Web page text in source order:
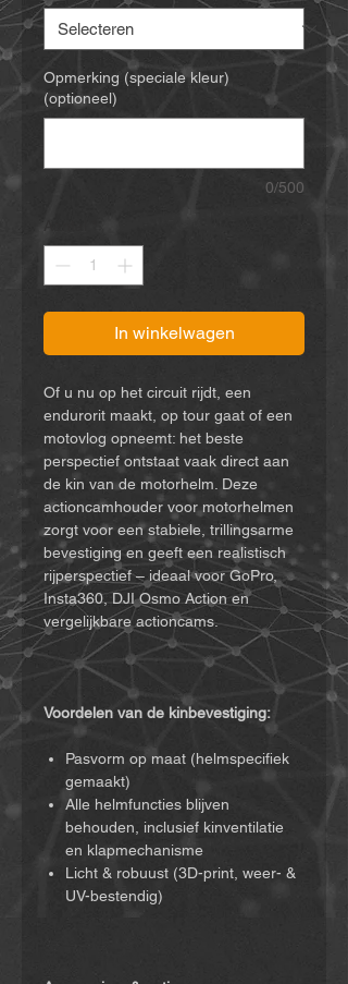
Opmerking (speciale kleur)
(optioneel)
0/500
In winkelwagen
Of u nu op het circuit rijdt, een
endurorit maakt, op tour gaat of een
motovlog opneemt: het beste
perspectief ontstaat vaak direct aan
de kin van de motorhelm. Deze
actioncamhouder voor motorhelmen
zorgt voor een stabiele, trillingsarme
bevestiging en geeft een realistisch
rijperspectief – ideaal voor GoPro,
Insta360, DJI Osmo Action en
vergelijkbare actioncams.
Voordelen van de kinbevestiging:
Pasvorm op maat (helmspecifiek
gemaakt)
Alle helmfuncties blijven
behouden, inclusief kinventilatie
en klapmechanisme
Licht & robuust (3D-print, weer- &
UV-bestendig)